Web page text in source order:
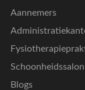
Aannemers
Blogs